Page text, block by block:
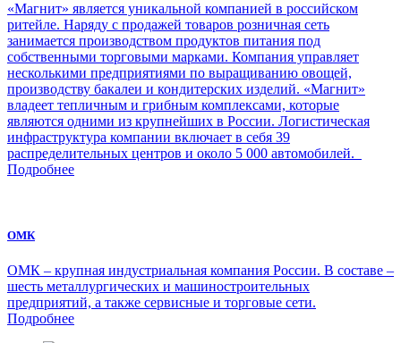
«Магнит» является уникальной компанией в российском
ритейле. Наряду с продажей товаров розничная сеть
занимается производством продуктов питания под
собственными торговыми марками. Компания управляет
несколькими предприятиями по выращиванию овощей,
производству бакалеи и кондитерских изделий. «Магнит»
владеет тепличным и грибным комплексами, которые
являются одними из крупнейших в России. Логистическая
инфраструктура компании включает в себя 39
распределительных центров и около 5 000 автомобилей.
Подробнее
ОМК
ОМК – крупная индустриальная компания России. В составе –
шесть металлургических и машиностроительных
предприятий, а также сервисные и торговые сети.
Подробнее